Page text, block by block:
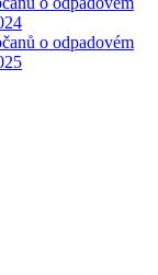
o odpadovém